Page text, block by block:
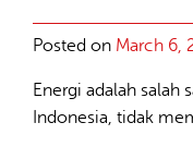
Posted on March 6,
Energi adalah
Indonesia, tidak